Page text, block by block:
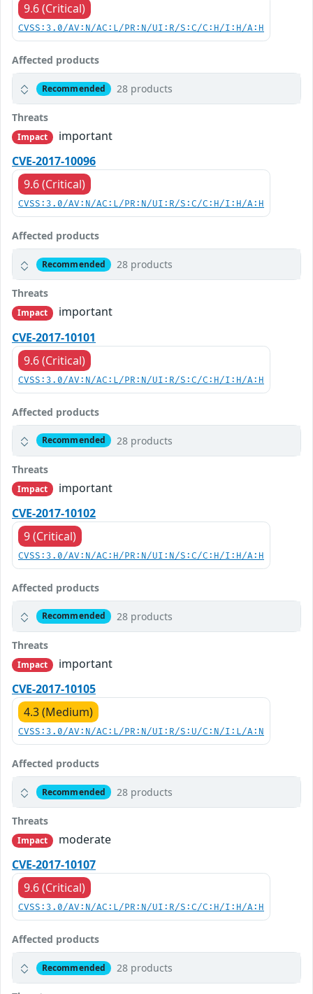
9.6 (Critical)
CVSS:3.0/AV:N/AC:L/PR:N/UI:R/S:C/C:H/I:H/A:H
Affected products
Recommended 28 products
Threats
Impact
important
CVE-2017-10096
9.6 (Critical)
CVSS:3.0/AV:N/AC:L/PR:N/UI:R/S:C/C:H/I:H/A:H
Affected products
Recommended 28 products
Threats
Impact
important
CVE-2017-10101
9.6 (Critical)
CVSS:3.0/AV:N/AC:L/PR:N/UI:R/S:C/C:H/I:H/A:H
Affected products
Recommended 28 products
Threats
Impact
important
CVE-2017-10102
9 (Critical)
CVSS:3.0/AV:N/AC:H/PR:N/UI:N/S:C/C:H/I:H/A:H
Affected products
Recommended 28 products
Threats
Impact
important
CVE-2017-10105
4.3 (Medium)
CVSS:3.0/AV:N/AC:L/PR:N/UI:R/S:U/C:N/I:L/A:N
Affected products
Recommended 28 products
Threats
Impact
moderate
CVE-2017-10107
9.6 (Critical)
CVSS:3.0/AV:N/AC:L/PR:N/UI:R/S:C/C:H/I:H/A:H
Affected products
Recommended 28 products